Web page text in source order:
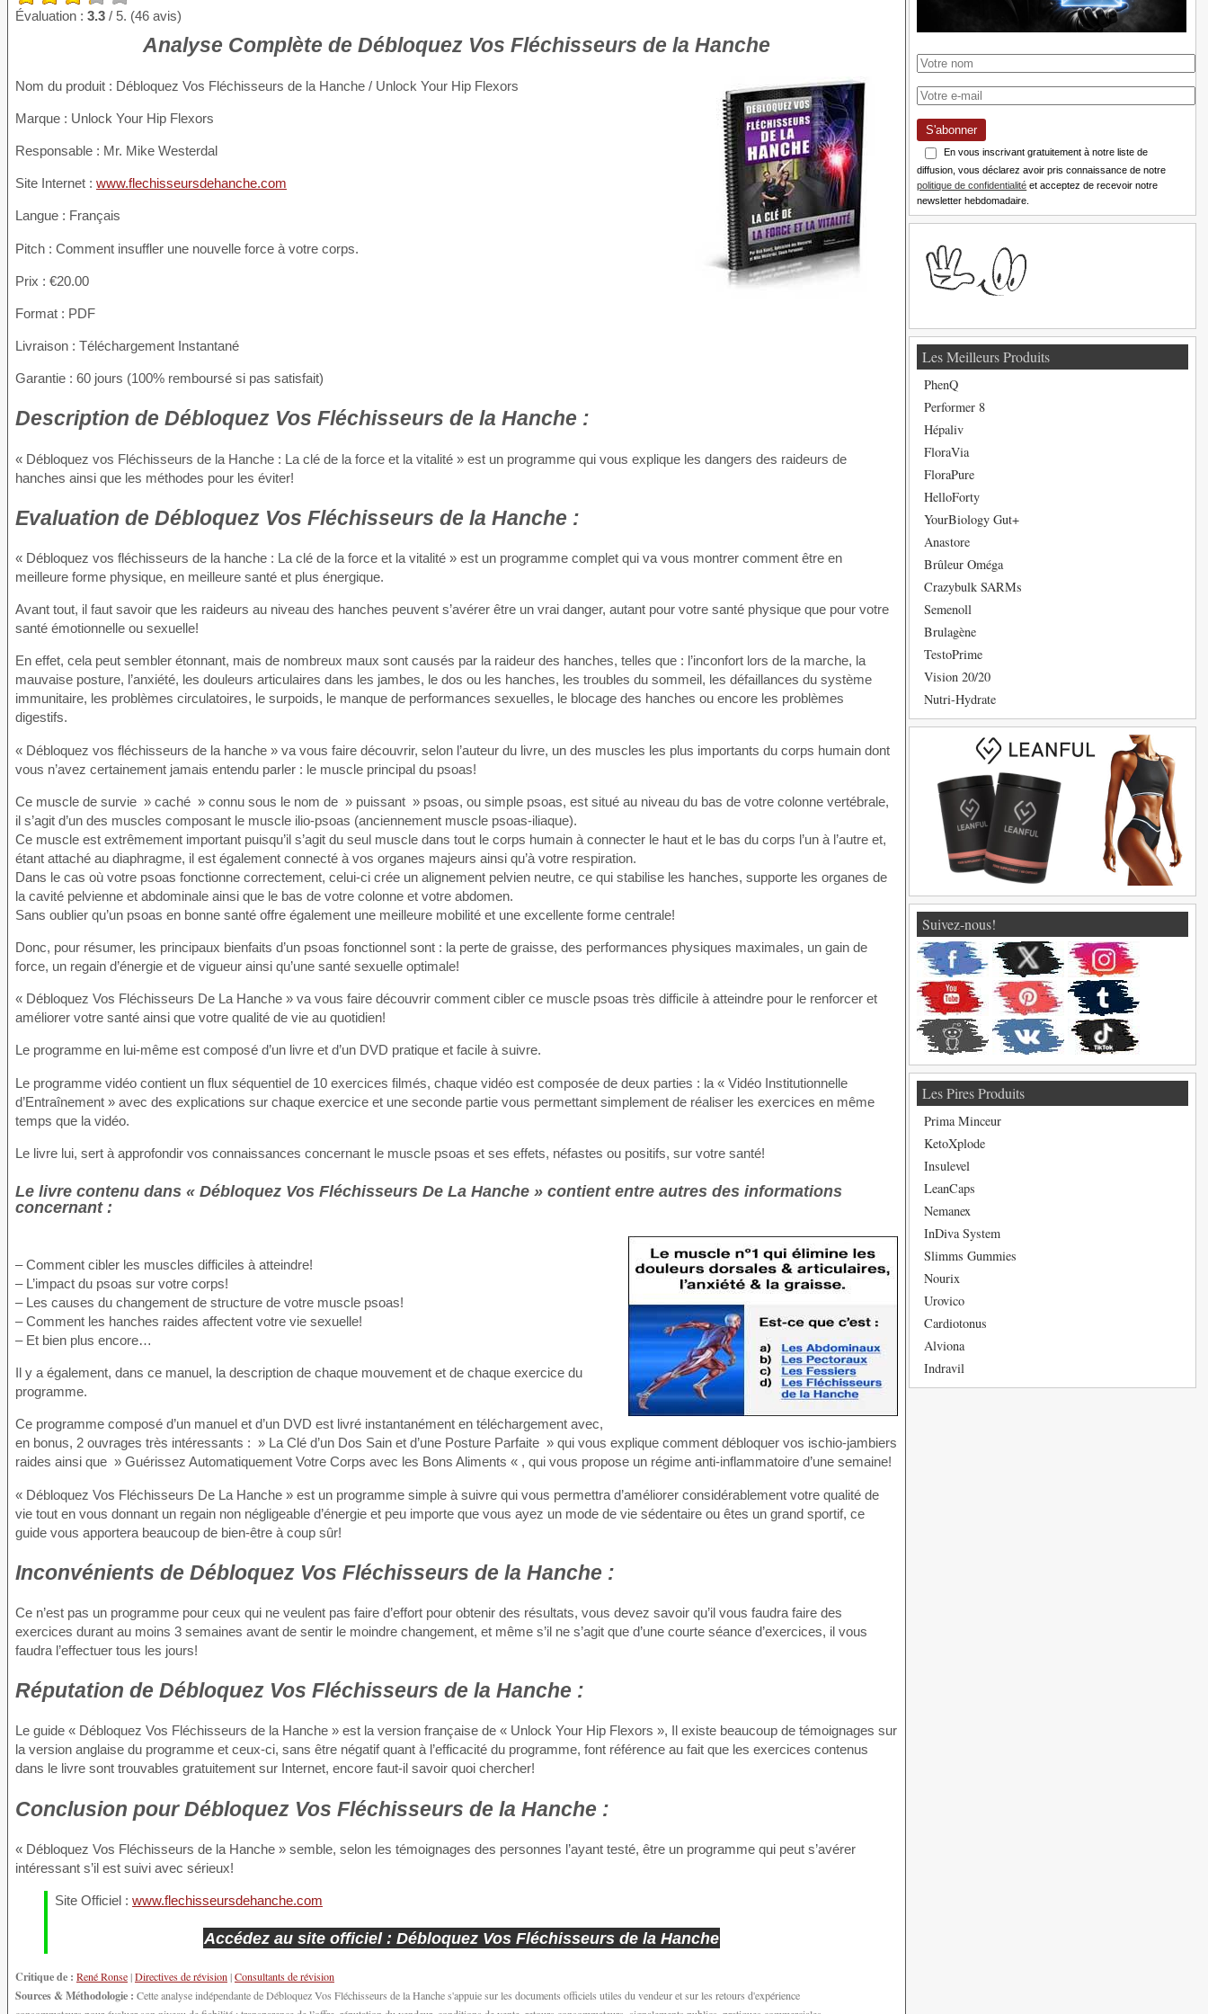
Évaluation : 3.3 / 5. (46 avis)
Analyse Complète de Débloquez Vos Fléchisseurs de la Hanche
Nom du produit : Débloquez Vos Fléchisseurs de la Hanche / Unlock Your Hip Flexors
Marque : Unlock Your Hip Flexors
Responsable : Mr. Mike Westerdal
Site Internet : www.flechisseursdehanche.com
Langue : Français
Pitch : Comment insuffler une nouvelle force à votre corps.
Prix : €20.00
Format : PDF
Livraison : Téléchargement Instantané
Garantie : 60 jours (100% remboursé si pas satisfait)
Description de Débloquez Vos Fléchisseurs de la Hanche :
« Débloquez vos Fléchisseurs de la Hanche : La clé de la force et la vitalité » est un programme qui vous explique les dangers des raideurs de
hanches ainsi que les méthodes pour les éviter!
Evaluation de Débloquez Vos Fléchisseurs de la Hanche :
« Débloquez vos fléchisseurs de la hanche : La clé de la force et la vitalité » est un programme complet qui va vous montrer comment être en
meilleure forme physique, en meilleure santé et plus énergique.
Avant tout, il faut savoir que les raideurs au niveau des hanches peuvent s’avérer être un vrai danger, autant pour votre santé physique que pour votre
santé émotionnelle ou sexuelle!
En effet, cela peut sembler étonnant, mais de nombreux maux sont causés par la raideur des hanches, telles que : l’inconfort lors de la marche, la
mauvaise posture, l’anxiété, les douleurs articulaires dans les jambes, le dos ou les hanches, les troubles du sommeil, les défaillances du système
immunitaire, les problèmes circulatoires, le surpoids, le manque de performances sexuelles, le blocage des hanches ou encore les problèmes
digestifs.
« Débloquez vos fléchisseurs de la hanche » va vous faire découvrir, selon l’auteur du livre, un des muscles les plus importants du corps humain dont
vous n’avez certainement jamais entendu parler : le muscle principal du psoas!
Ce muscle de survie » caché » connu sous le nom de » puissant » psoas, ou simple psoas, est situé au niveau du bas de votre colonne vertébrale,
il s’agit d’un des muscles composant le muscle ilio-psoas (anciennement muscle psoas-iliaque).
Ce muscle est extrêmement important puisqu’il s’agit du seul muscle dans tout le corps humain à connecter le haut et le bas du corps l’un à l’autre et,
étant attaché au diaphragme, il est également connecté à vos organes majeurs ainsi qu’à votre respiration.
Dans le cas où votre psoas fonctionne correctement, celui-ci crée un alignement pelvien neutre, ce qui stabilise les hanches, supporte les organes de
la cavité pelvienne et abdominale ainsi que le bas de votre colonne et votre abdomen.
Sans oublier qu’un psoas en bonne santé offre également une meilleure mobilité et une excellente forme centrale!
Donc, pour résumer, les principaux bienfaits d’un psoas fonctionnel sont : la perte de graisse, des performances physiques maximales, un gain de
force, un regain d’énergie et de vigueur ainsi qu’une santé sexuelle optimale!
« Débloquez Vos Fléchisseurs De La Hanche » va vous faire découvrir comment cibler ce muscle psoas très difficile à atteindre pour le renforcer et
améliorer votre santé ainsi que votre qualité de vie au quotidien!
Le programme en lui-même est composé d’un livre et d’un DVD pratique et facile à suivre.
Le programme vidéo contient un flux séquentiel de 10 exercices filmés, chaque vidéo est composée de deux parties : la « Vidéo Institutionnelle
d’Entraînement » avec des explications sur chaque exercice et une seconde partie vous permettant simplement de réaliser les exercices en même
temps que la vidéo.
Le livre lui, sert à approfondir vos connaissances concernant le muscle psoas et ses effets, néfastes ou positifs, sur votre santé!
Le livre contenu dans « Débloquez Vos Fléchisseurs De La Hanche » contient entre autres des informations
concernant :
– Comment cibler les muscles difficiles à atteindre!
– L’impact du psoas sur votre corps!
– Les causes du changement de structure de votre muscle psoas!
– Comment les hanches raides affectent votre vie sexuelle!
– Et bien plus encore…
Il y a également, dans ce manuel, la description de chaque mouvement et de chaque exercice du
programme.
Ce programme composé d’un manuel et d’un DVD est livré instantanément en téléchargement avec,
en bonus, 2 ouvrages très intéressants : » La Clé d’un Dos Sain et d’une Posture Parfaite » qui vous explique comment débloquer vos ischio-jambiers
raides ainsi que » Guérissez Automatiquement Votre Corps avec les Bons Aliments « , qui vous propose un régime anti-inflammatoire d’une semaine!
« Débloquez Vos Fléchisseurs De La Hanche » est un programme simple à suivre qui vous permettra d’améliorer considérablement votre qualité de
vie tout en vous donnant un regain non négligeable d’énergie et peu importe que vous ayez un mode de vie sédentaire ou êtes un grand sportif, ce
guide vous apportera beaucoup de bien-être à coup sûr!
Inconvénients de Débloquez Vos Fléchisseurs de la Hanche :
Ce n’est pas un programme pour ceux qui ne veulent pas faire d’effort pour obtenir des résultats, vous devez savoir qu’il vous faudra faire des
exercices durant au moins 3 semaines avant de sentir le moindre changement, et même s’il ne s’agit que d’une courte séance d’exercices, il vous
faudra l’effectuer tous les jours!
Réputation de Débloquez Vos Fléchisseurs de la Hanche :
Le guide « Débloquez Vos Fléchisseurs de la Hanche » est la version française de « Unlock Your Hip Flexors », Il existe beaucoup de témoignages sur
la version anglaise du programme et ceux-ci, sans être négatif quant à l’efficacité du programme, font référence au fait que les exercices contenus
dans le livre sont trouvables gratuitement sur Internet, encore faut-il savoir quoi chercher!
Conclusion pour Débloquez Vos Fléchisseurs de la Hanche :
« Débloquez Vos Fléchisseurs de la Hanche » semble, selon les témoignages des personnes l’ayant testé, être un programme qui peut s’avérer
intéressant s’il est suivi avec sérieux!
Site Officiel : www.flechisseursdehanche.com
Accédez au site officiel : Débloquez Vos Fléchisseurs de la Hanche
Critique de : René Ronse|Directives de révision|Consultants de révision
Sources & Méthodologie : Cette analyse indépendante de Débloquez Vos Fléchisseurs de la Hanche s'appuie sur les documents officiels utiles du vendeur et sur les retours d'expérience
S'abonner
En vous inscrivant gratuitement à notre liste de
diffusion, vous déclarez avoir pris connaissance de notre
politique de confidentialité et acceptez de recevoir notre
newsletter hebdomadaire.
Les Meilleurs Produits
PhenQ
Performer 8
Hépaliv
FloraVia
FloraPure
HelloForty
YourBiology Gut+
Anastore
Brûleur Oméga
Crazybulk SARMs
Semenoll
Brulagène
TestoPrime
Vision 20/20
Nutri-Hydrate
Suivez-nous!
Les Pires Produits
Prima Minceur
KetoXplode
Insulevel
LeanCaps
Nemanex
InDiva System
Slimms Gummies
Nourix
Urovico
Cardiotonus
Alviona
Indravil